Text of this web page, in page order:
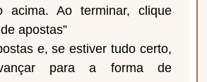
acima. Ao terminar, clique
apostas”
e, se estiver tudo certo,
para a forma de